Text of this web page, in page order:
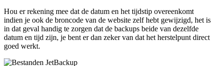
Hou er rekening mee dat de datum en het tijdstip overeenkomt
indien je ook de broncode van de website zelf hebt gewijzigd, het is
in dat geval handig te zorgen dat de backups beide van dezelfde
datum en tijd zijn, je bent er dan zeker van dat het herstelpunt direct
goed werkt.